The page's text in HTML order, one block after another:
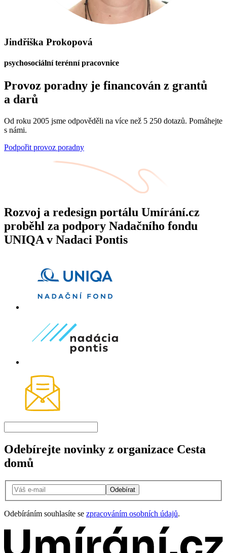
Jindřiška Prokopová
psychosociální terénní pracovnice
Provoz poradny je financován z grantů
a darů
Od roku 2005 jsme odpověděli na více než 5 250 dotazů. Pomáhejte
s námi.
Podpořit provoz poradny
Rozvoj a redesign portálu Umírání.cz
proběhl za podpory Nadačního fondu
UNIQA v Nadaci Pontis
Odebírejte novinky z organizace Cesta
domů
Odebírat
Odebíráním souhlasíte se zpracováním osobních údajů.